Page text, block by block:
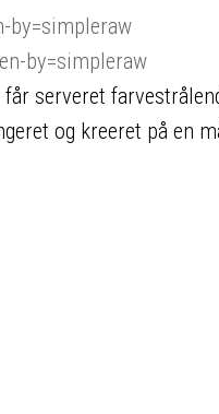
by=simpleraw
by=simpleraw
serveret
og kreeret på en